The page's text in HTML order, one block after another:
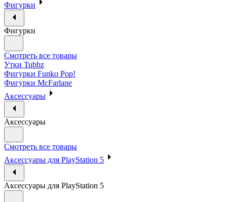
Фигурки
Фигурки
Смотреть все товары
Утки Tubbz
Фигурки Funko Pop!
Фигурки McFarlane
Аксессуары
Аксессуары
Смотреть все товары
Аксессуары для PlayStation 5
Аксессуары для PlayStation 5